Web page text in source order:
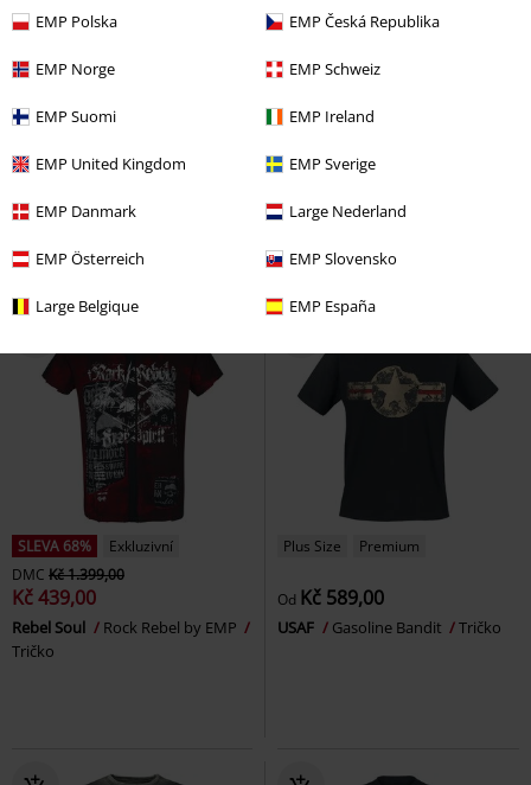
EMP Polska EMP Česká Republika
EMP Norge EMP Schweiz
EMP Suomi EMP Ireland
EMP United Kingdom EMP Sverige
EMP Danmark Large Nederland
EMP Österreich EMP Slovensko
Large Belgique EMP España
Bay Area Thrash Blackout
Testament
I Want Out Helloween
SLEVA 68%
Exkluzivní
DMC Kč 1.399,00
Kč 439,00
Rebel Soul
Rock Rebel by EMP
Tričko
Plus Size Premium
Od Kč 589,00
USAF Gasoline Bandit Tričko